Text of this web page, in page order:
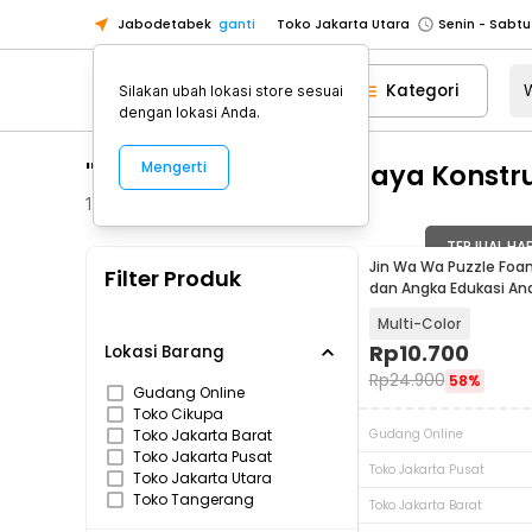
Jabodetabek ganti Toko Jakarta Utara
Toko Tangerang
Toko Cikupa
Pick n Go Jakarta Barat
Senin -
Pick n Go Bekasi
Senin - Jumat
Senin -
Toko Jakarta Barat
Senin -
Toko Tangerang
Senin -
Senin - Jumat
Senin - Jumat
Kategori
"WA 0812 2782 5310 Biaya
1
Filter Produk
Lokasi Barang
Gudang Online
Toko Cikupa
Toko Jakarta Barat
Toko Jakarta Pusat
Toko Jakarta Utara
Toko Tangerang
TERJUAL
Jin Wa Wa Puzzle
dan Angka Edukasi
Multi-Color
Rp10.700
Rp24.900 58%
Gudang Online
Toko Jakarta Pusat
Toko Jakarta Barat
Silakan ubah lokasi store sesuai
dengan lokasi Anda.
Mengerti